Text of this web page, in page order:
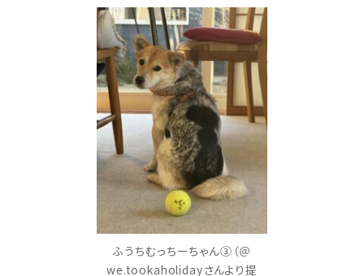
ふうちむっちーちゃん③（＠
we.tookaholidayさんより提